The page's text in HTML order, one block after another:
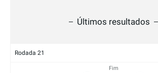
Últimos resultados
Rodada 21
Fim